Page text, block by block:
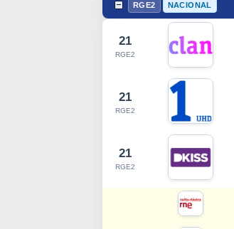
RGE2 NACIONAL
21
RGE2
21
RGE2
21
RGE2